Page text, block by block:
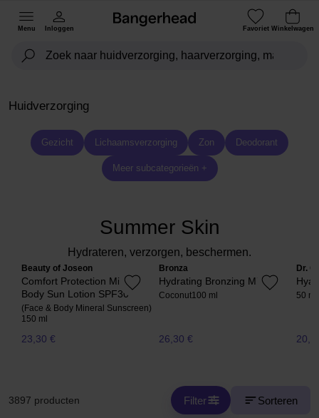
Menu Inloggen Favoriet Winkelwagen
Huidverzorging
Gezicht Lichaamsverzorging Zon Deodorant
Meer subcategorieën +
Summer Skin
Hydrateren, verzorgen, beschermen.
Beauty of Joseon
Comfort Protection Mineral
Body Sun Lotion SPF30
(Face & Body Mineral Sunscreen)
150 ml
23,30 €
Bronza
Hydrating Bronzing Mist
Coconut100 ml
26,30 €
Dr.
50 ml
3897 producten Filter Sorteren